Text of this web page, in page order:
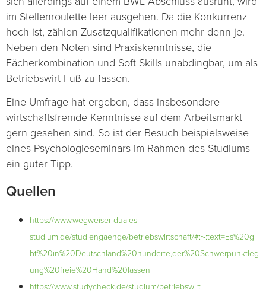
im Stellenroulette leer ausgehen. Da die Konkurrenz
hoch ist, zählen Zusatzqualifikationen mehr denn je.
Neben den Noten sind Praxiskenntnisse, die
Fächerkombination und Soft Skills unabdingbar, um als
Betriebswirt Fuß zu fassen.
Eine Umfrage hat ergeben, dass insbesondere
wirtschaftsfremde Kenntnisse auf dem Arbeitsmarkt
gern gesehen sind. So ist der Besuch beispielsweise
eines Psychologieseminars im Rahmen des Studiums
ein guter Tipp.
Quellen
https://www.wegweiser-duales-
studium.de/studiengaenge/betriebswirtschaft/#:~:text=Es%20gi
bt%20in%20Deutschland%20hunderte,der%20Schwerpunktleg
ung%20freie%20Hand%20lassen
https://www.studycheck.de/studium/betriebswirt